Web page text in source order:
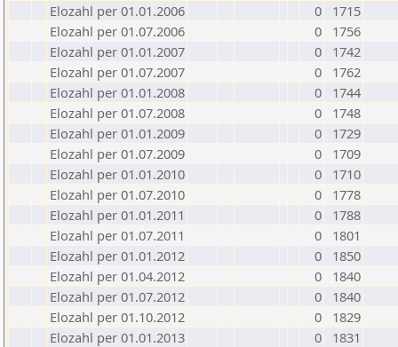
Elozahl per 01.01.2006
0
1715
Elozahl per 01.07.2006
0
1756
Elozahl per 01.01.2007
0
1742
Elozahl per 01.07.2007
0
1762
Elozahl per 01.01.2008
0
1744
Elozahl per 01.07.2008
0
1748
Elozahl per 01.01.2009
0
1729
Elozahl per 01.07.2009
0
1709
Elozahl per 01.01.2010
0
1710
Elozahl per 01.07.2010
0
1778
Elozahl per 01.01.2011
0
1788
Elozahl per 01.07.2011
0
1801
Elozahl per 01.01.2012
0
1850
Elozahl per 01.04.2012
0
1840
Elozahl per 01.07.2012
0
1840
Elozahl per 01.10.2012
0
1829
Elozahl per 01.01.2013
0
1831